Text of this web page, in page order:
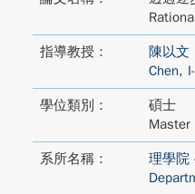
指導教授：
陳以文
Chen,
學位類別：
碩士
Master
系所名稱：
理學院